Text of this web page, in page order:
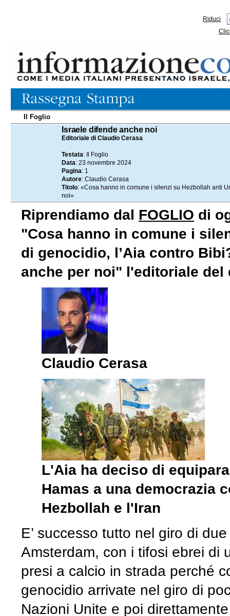
Riduci
Il Foglio
Israele difende anche noi
Editoriale di Claudio Cerasa
Testata: Il Foglio
Data: 23 novembre 2024
Pagina: 1
Autore: Claudio Cerasa
Titolo: «Cosa hanno in comune i silenzi su Hezbollah anti
noi»
Riprendiamo dal FOGLIO di
"Cosa hanno in comune i
di genocidio, l’Aia contro
anche per noi" l'editoriale del
Claudio Cerasa
L'Aia ha deciso di
Hamas a una democrazia
Hezbollah e l'Iran
E’ successo tutto nel giro di
Amsterdam, con i tifosi ebrei di
presi a calcio in strada perché
genocidio arrivate nel giro di
Nazioni Unite e poi